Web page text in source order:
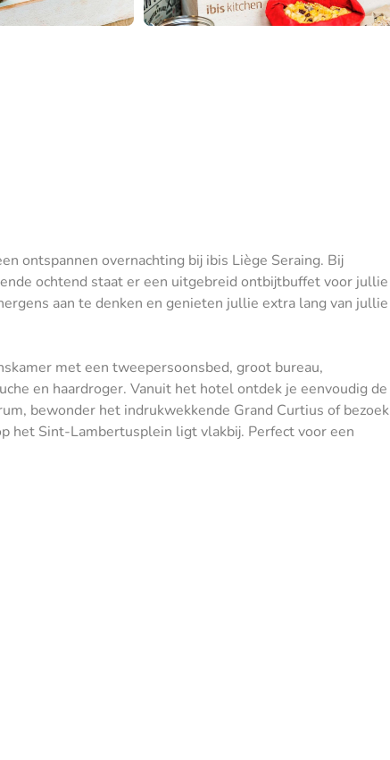
ontspannen overnachting bij ibis Liège Seraing. Bij
ochtend staat er een uitgebreid ontbijtbuffet voor jullie
aan te denken en genieten jullie extra lang van jullie
met een tweepersoonsbed, groot bureau,
en haardroger. Vanuit het hotel ontdek je eenvoudig de
bewonder het indrukwekkende Grand Curtius of bezoek
het Sint-Lambertusplein ligt vlakbij. Perfect voor een